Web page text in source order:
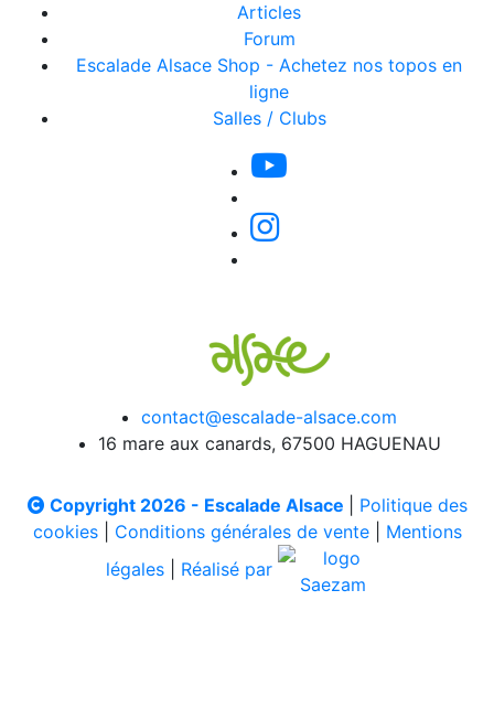
Articles
Forum
Escalade Alsace Shop - Achetez nos topos en
ligne
Salles / Clubs
contact@escalade-alsace.com
16 mare aux canards, 67500 HAGUENAU
Copyright 2026 - Escalade Alsace
Politique des
cookies| Conditions générales de vente| Mentions
légales
Réalisé par